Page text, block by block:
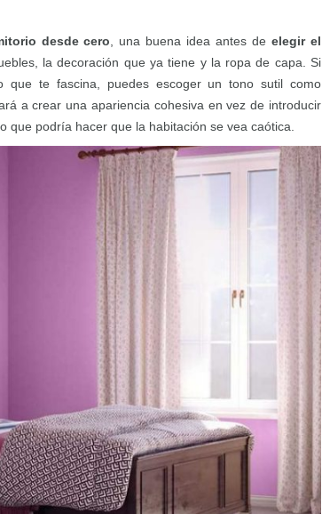
desde cero , una buena idea antes deelegir el
la decoración que ya tiene y la ropa de capa. Si
te fascina, puedes escoger un tono sutil como
a crear una apariencia cohesiva en vez de introducir
que podría hacer que la habitación se vea caótica.